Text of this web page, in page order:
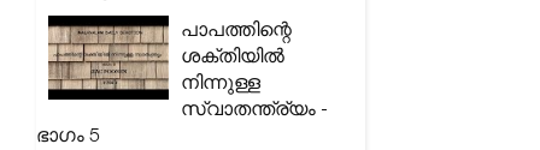
പാപത്തിന്റെ
ശക്തിയിൽ
നിന്നുള്ള
സ്വാതന്ത്ര്യം -
ഭാഗം 5